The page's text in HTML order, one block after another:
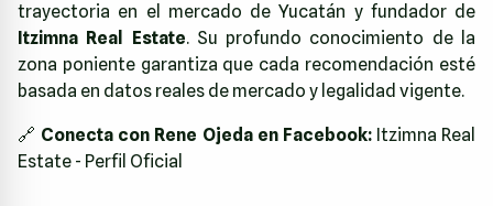
trayectoria en el mercado de Yucatán y fundador de
Itzimna Real Estate. Su profundo conocimiento de la
zona poniente garantiza que cada recomendación esté
basada en datos reales de mercado y legalidad vigente.
🔗 Conecta con Rene Ojeda en Facebook: Itzimna Real
Estate - Perfil Oficial